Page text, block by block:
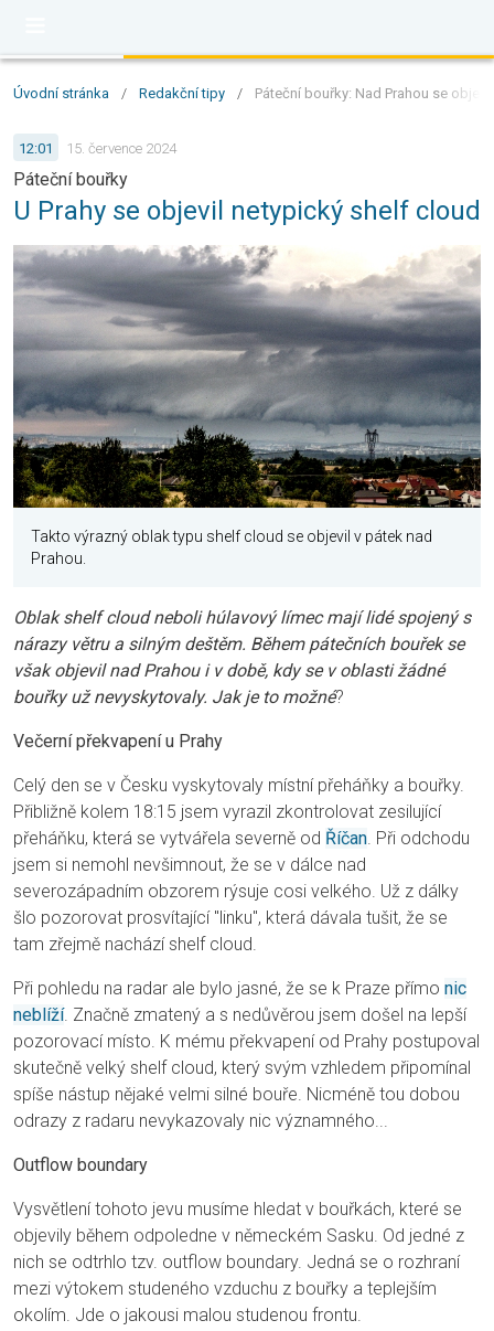
Úvodní stránka / Redakční tipy / Páteční bouřky: Nad Prahou se
12:01 15. července 2024
Páteční bouřky
U Prahy se objevil netypický shelf cloud
Takto výrazný oblak typu shelf cloud se objevil v pátek nad
Prahou.
Oblak shelf cloud neboli húlavový límec mají lidé spojený s
nárazy větru a silným deštěm. Během pátečních bouřek se
však objevil nad Prahou i v době, kdy se v oblasti žádné
bouřky už nevyskytovaly. Jak je to možné?
Večerní překvapení u Prahy
Celý den se v Česku vyskytovaly místní přeháňky a bouřky.
Přibližně kolem 18:15 jsem vyrazil zkontrolovat zesilující
přeháňku, která se vytvářela severně od Říčan. Při odchodu
jsem si nemohl nevšimnout, že se v dálce nad
severozápadním obzorem rýsuje cosi velkého. Už z dálky
šlo pozorovat prosvítající "linku", která dávala tušit, že se
tam zřejmě nachází shelf cloud.
Při pohledu na radar ale bylo jasné, že se k Praze přímo nic
neblíží. Značně zmatený a s nedůvěrou jsem došel na lepší
pozorovací místo. K mému překvapení od Prahy postupoval
skutečně velký shelf cloud, který svým vzhledem připomínal
spíše nástup nějaké velmi silné bouře. Nicméně tou dobou
odrazy z radaru nevykazovaly nic významného...
Outflow boundary
Vysvětlení tohoto jevu musíme hledat v bouřkách, které se
objevily během odpoledne v německém Sasku. Od jedné z
nich se odtrhlo tzv. outflow boundary. Jedná se o rozhraní
mezi výtokem studeného vzduchu z bouřky a teplejším
okolím. Jde o jakousi malou studenou frontu.